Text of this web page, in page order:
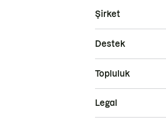
Şirket
Destek
Topluluk
Legal